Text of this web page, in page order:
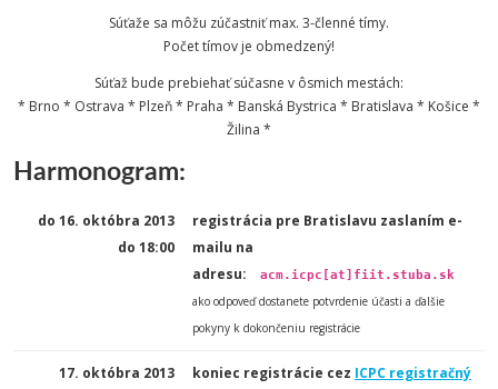
Súťaže sa môžu zúčastniť max. 3-členné tímy.
Počet tímov je obmedzený!
Súťaž bude prebiehať súčasne v ôsmich mestách:
* Brno * Ostrava * Plzeň * Praha * Banská Bystrica * Bratislava * Košice *
Žilina *
Harmonogram:
do 16. októbra 2013
do 18:00
registrácia pre Bratislavu zaslaním e-
mailu na
adresu:
acm.icpc[at]fiit.stuba.sk
ako odpoveď dostanete potvrdenie účasti a ďalšie
pokyny k dokončeniu registrácie
17. októbra 2013 koniec registrácie cez ICPC registračný